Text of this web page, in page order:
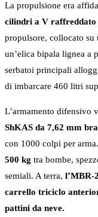
La propulsione era
cilindri a V raffreddato
propulsore, collocato su
un’elica bipala lignea a
serbatoi principali
di imbarcare 460 litri
L’armamento difensivo
ShKAS da 7,62 mm
con 1000 colpi per arma.
500 kg tra bombe,
semiali. A terra, l’MBR-
carrello triciclo
pattini da neve.